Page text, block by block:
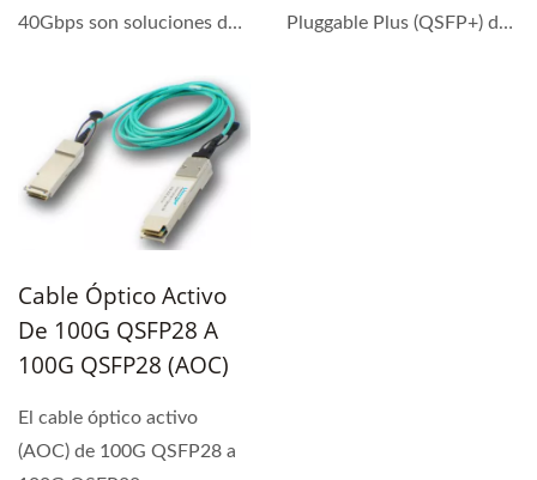
40Gbps son soluciones de
Pluggable Plus (QSFP+) de
Cable Óptico Activo
De 100G QSFP28 A
100G QSFP28 (AOC)
El cable óptico activo
(AOC) de 100G QSFP28 a